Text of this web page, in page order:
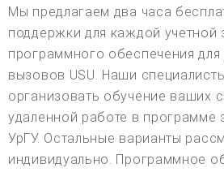
Мы предлагаем два часа
поддержки для каждой учетной
программного обеспечения для
вызовов USU. Наши
организовать обучение ваших
удаленной работе в программе
УрГУ. Остальные варианты
индивидуально. Программное